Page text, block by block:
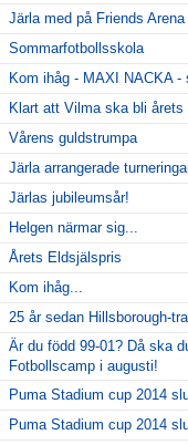
Järla med på Friends
Sommarfotbollsskola
Kom ihåg - MAXI NACKA -
Klart att Vilma ska bli årets
Vårens guldstrumpa
Järla arrangerade
Järlas jubileumsår!
Helgen närmar sig...
Årets Eldsjälspris
Kom ihåg...
25 år sedan Hillsborough-
Är du född 99-01? Då ska
Fotbollscamp i augusti!
Puma Stadium cup 2014
Puma Stadium cup 2014